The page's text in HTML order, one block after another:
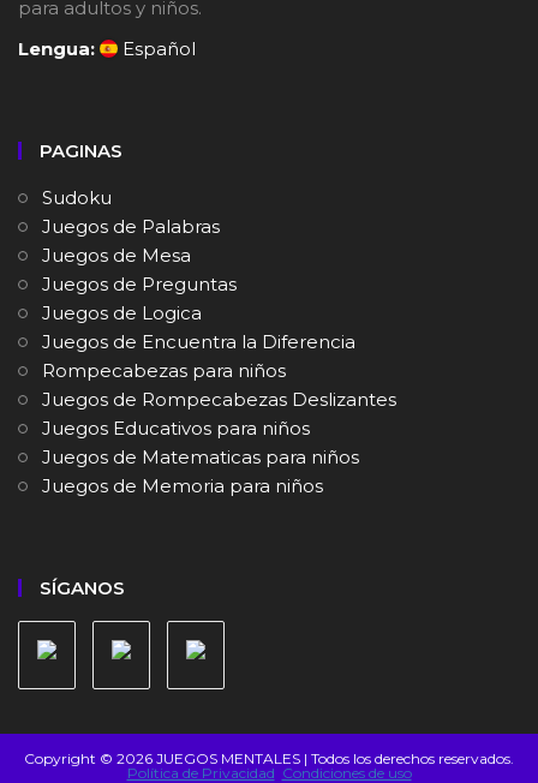
para adultos y niños.
Lengua:
Español
PAGINAS
Sudoku
Juegos de Palabras
Juegos de Mesa
Juegos de Preguntas
Juegos de Logica
Juegos de Encuentra la Diferencia
Rompecabezas para niños
Juegos de Rompecabezas Deslizantes
Juegos Educativos para niños
Juegos de Matematicas para niños
Juegos de Memoria para niños
SÍGANOS
Copyright © 2026 JUEGOS MENTALES | Todos los derechos reservados.
Política de Privacidad Condiciones de uso